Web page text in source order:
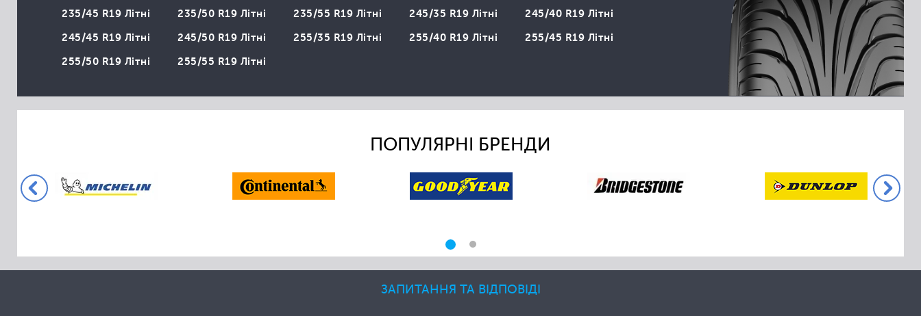
ЗАПИТАННЯ ТА ВІДПОВІДІ
Collins
Comforser
Compasal
Cordiant
Delinte
235/45 R19 Літні
235/50 R19 Літні 235/55 R19 Літні 245/35 R19 Літні
245/40 R19 Літні
245/45 R19 Літні
245/50 R19 Літні 255/35 R19 Літні 255/40 R19 Літні
255/45 R19 Літні
255/50 R19 Літні
255/55 R19 Літні
ПОПУЛЯРНІ БРЕНДИ